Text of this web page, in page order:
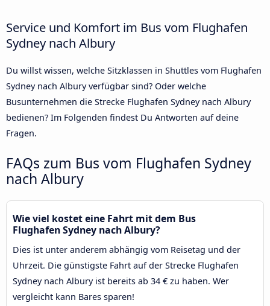
Service und Komfort im Bus vom Flughafen
Sydney nach Albury
Du willst wissen, welche Sitzklassen in Shuttles vom Flughafen
Sydney nach Albury verfügbar sind? Oder welche
Busunternehmen die Strecke Flughafen Sydney nach Albury
bedienen? Im Folgenden findest Du Antworten auf deine
Fragen.
FAQs zum Bus vom Flughafen Sydney
nach Albury
Wie viel kostet eine Fahrt mit dem Bus
Flughafen Sydney nach Albury?
Dies ist unter anderem abhängig vom Reisetag und der
Uhrzeit. Die günstigste Fahrt auf der Strecke Flughafen
Sydney nach Albury ist bereits ab 34 € zu haben. Wer
vergleicht kann Bares sparen!